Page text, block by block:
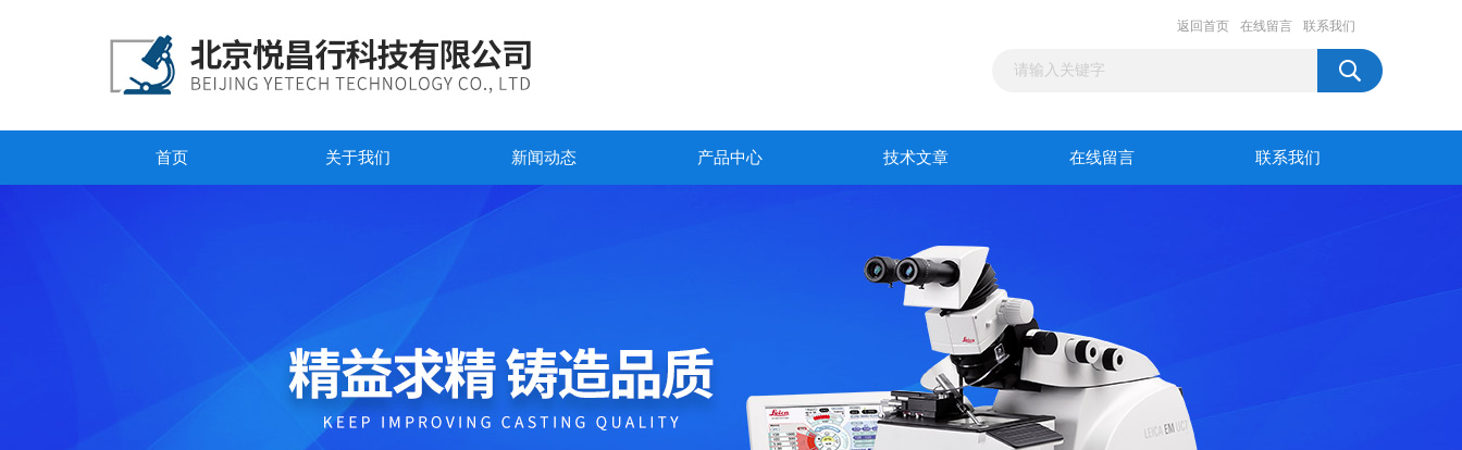
返回首页 在线留言 联系我们
首页 关于我们 新闻动态 产品中心 技术文章 在线留言 联系我们